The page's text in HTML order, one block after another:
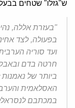
ש"גזלו" שטחים
"בעזרת אללה,
בפעולה, לצד
ועד סוריה
חרטה בדם
ביותר של נאמנות
האסלאמית
במכתבם